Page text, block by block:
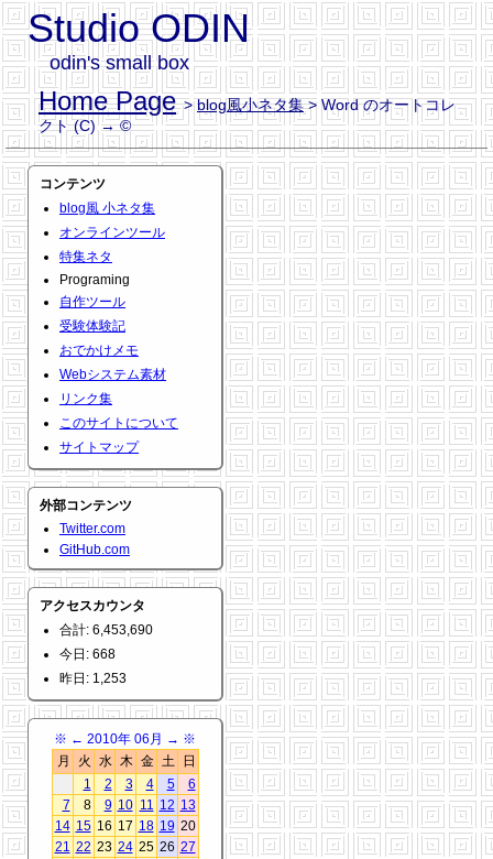
Studio ODIN
odin's small box
Home Page >blog風小ネタ集> Word のオートコレ
クト (C) → ©
コンテンツ
blog風 小ネタ集
オンラインツール
特集ネタ
Programing
自作ツール
受験体験記
おでかけメモ
Webシステム素材
リンク集
このサイトについて
サイトマップ
外部コンテンツ
Twitter.com
GitHub.com
アクセスカウンタ
合計: 6,453,690
今日: 668
昨日: 1,253
※ ← 2010年 06月 → ※
月
火 水 木 金 土
日
1
2 3 4 5
6
7
8 9 10 11 12 13
14 15 16 17 18 19 20
21 22 23 24 25 26 27